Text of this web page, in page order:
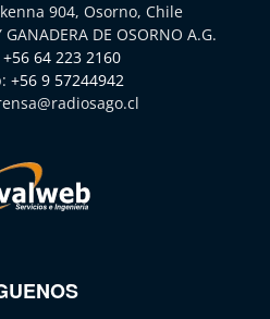
904, Osorno, Chile
GANADERA DE OSORNO A.G.
+56 64 223 2160
+56 9 57244942